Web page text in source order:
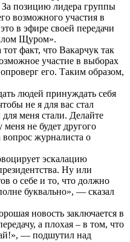
позицию лидера группы
возможного участия в
в эфире своей передачи
Щуром».
факт, что Вакарчук так
участие в выборах
его. Таким образом,
людей принуждать себя
не я для вас стал
меня стали. Делайте
не будет другого
журналиста о
эскалацию
Ну или
о себе и то, что должно
буквально», — сказал
новость заключается в
а плохая – в том, что
— подшутил над